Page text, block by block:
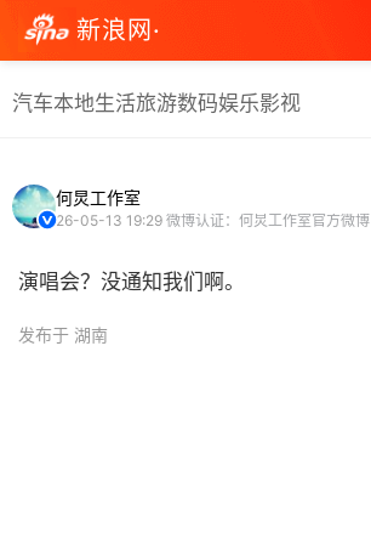
新浪网·
汽车本地生活旅游数码娱乐影视
何炅工作室
26-05-13 19:29 微博认证：何炅工作室官方微博
演唱会？没通知我们啊。 ​
发布于 湖南